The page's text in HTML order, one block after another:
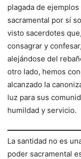
plagada de
sacramental por sí
visto sacerdotes
consagrar y
alejándose del
otro lado, hemos
alcanzado la
luz para sus
humildad y servicio.
La santidad no es
poder sacramental